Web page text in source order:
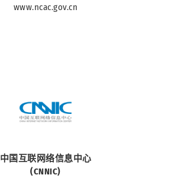
www.ncac.gov.cn
中国互联网络信息中心
(CNNIC)